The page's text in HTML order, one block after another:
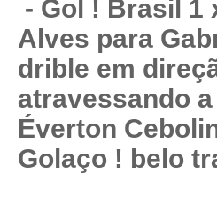
- Gol ! Brasil 1
Alves para
drible em
atravessando
Éverton
Golaço ! belo